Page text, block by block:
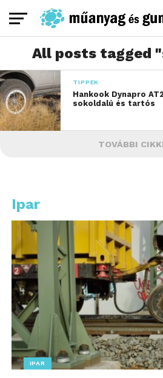
All posts tagged
TIPPEK
Hankook Dynapro
sokoldalú és tartós
TOVÁBBI
Ipar
IPAR